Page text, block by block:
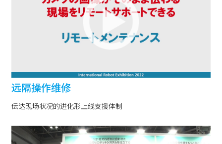
远隔操作维修
伝达现场状况的进化形上线支援体制